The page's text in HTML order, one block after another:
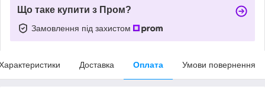
Що таке купити з Пром?
Замовлення під захистом
Доставка Оплата Умови повернення